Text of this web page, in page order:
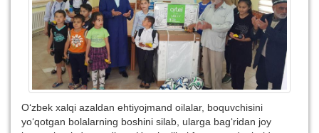
O‘zbek xalqi azaldan ehtiyojmand oilalar, boquvchisini
yo‘qotgan bolalarning boshini silab, ularga bag‘ridan joy